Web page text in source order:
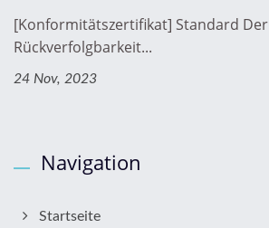
[Konformitätszertifikat] Standard Der
Rückverfolgbarkeit...
24 Nov, 2023
Navigation
Startseite